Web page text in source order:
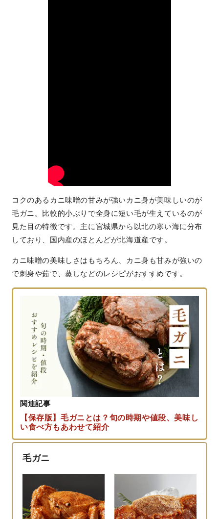
コクのあるカニ味噌の甘みが強いカニ身が美味しいのが
毛ガニ。比較的小ぶりで全身に短い毛が生えているのが
見た目の特徴です。主に宮城県から以北の寒い海に分布
しており、国内産のほとんどが北海道産です。
カニ味噌の美味しさはもちろん、カニ身も甘みが強いの
で刺身や茹で、蒸しなどのレシピがおすすめです。
関連記事
【保存版】毛ガニとは？旬の時期や値段、美味し
い食べ方もあわせて紹介
毛ガニ